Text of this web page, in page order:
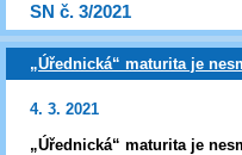
SN č. 3/2021
„Úřednická“ maturita je
4. 3. 2021
„Úřednická“ maturita je